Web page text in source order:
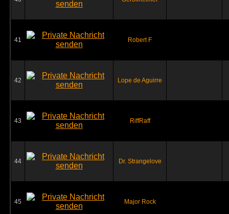
41 Robert F
42 Lope de Aguirre
43 RiffRaff
44 Dr. Strangelove
45 Major Rock